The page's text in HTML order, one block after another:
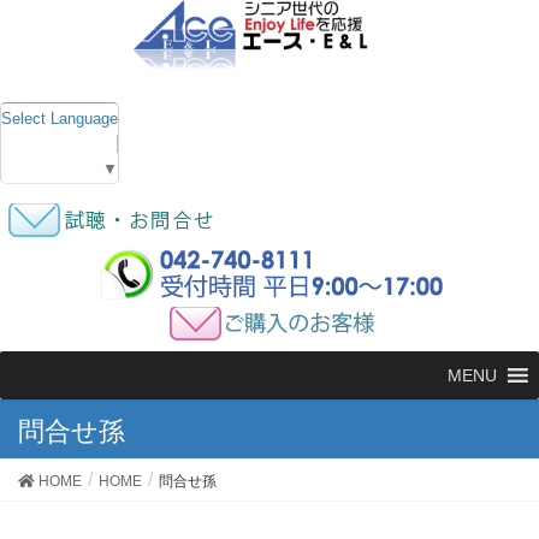
Select Language
▼
MENU
問合せ孫
HOME HOME 問合せ孫